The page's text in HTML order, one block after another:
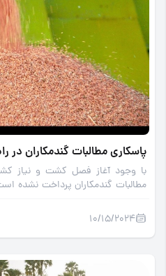
پاسکاری مطالبات گندمکاران
مطالبات گندمکاران پرداخت نشده
10/15/2024